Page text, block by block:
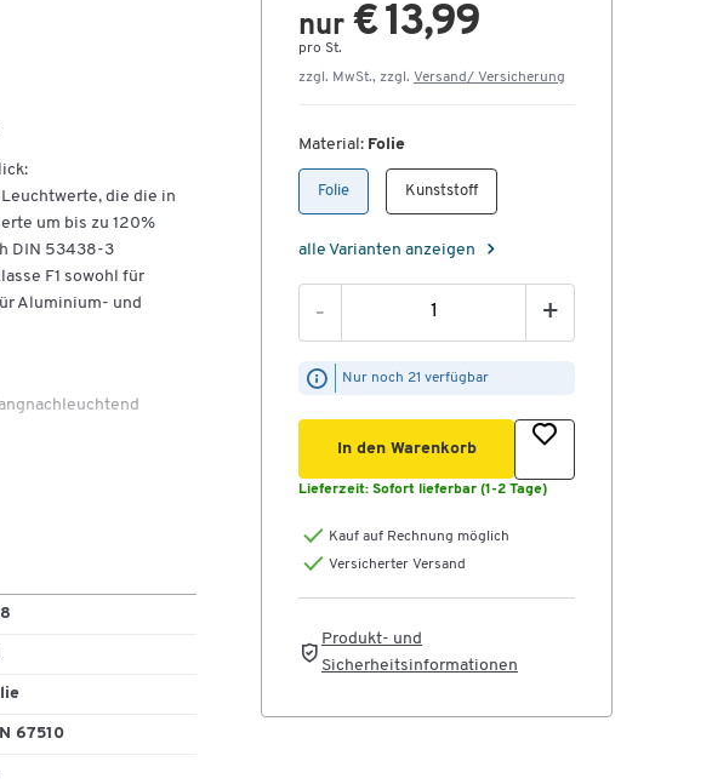
die die in
um bis zu 120%
DIN 53438-3
F1 sowohl für
Aluminium- und
langnachleuchtend
BGV A8
bei unzureichender
gemäß ASR A 3.4/3
67510
nur € 13,99
pro St.
zzgl. MwSt., zzgl. Versand/ Versicherung
Material: Folie
Folie Kunststoff
alle Varianten anzeigen
- +
Nur noch 21 verfügbar
In den Warenkorb
Lieferzeit: Sofort lieferbar (1-2 Tage)
Kauf auf Rechnung möglich
Versicherter Versand
Produkt- und
Sicherheitsinformationen